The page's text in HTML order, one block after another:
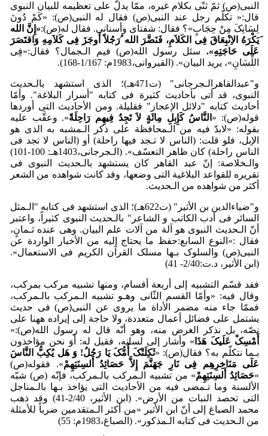
النبی(ص) ثمّ ثنّى بکلام غیره، ممّا یدلّ علی تعظیمه للبیان النبوی
قال:« تکلّم رجل عند النبی(ص) فقال له النبی(ص): «کَمْ دُونَ
لِسَانِکَ مِنْ حِجَابٍ»؟ فقال: شفتای وأسنانی. فقال له(ص):«إِنَّ الله
َیَکرَهُ الاِنبِعَاقَ فِی الکَلاَمِ، فَنَضَّرَ الله ُرَجُلاً أَوجَزَ فِی کَلاَمِهِ وَاقتَصَرَ
عَلَی حَاجَتِهِ». سئل رسول الله(ص) فیم الـجمال؟ فقال:«فِی
اللِّسَانِ»، یرید البیان». (القیروانی،1983م: 1/167-168).
و"عبدالقاهرالـجرجانی" (ت471هـ)؛ الذی استشهد بالـحدیث
النبوی، قد أتی بأحادیث کثیرة فی کتابه "أسرار البلاغة". وأمّا
أحادیث کتابه "دلائل الإعجاز" فقلیلة. ومن الأحادیث التی أوردها
قوله(ص): « النَّاسُ کَإِبِلِ مِائَةٍ لاَ تَجِدُ فِیهِم رَاحِلَةً». وعقَّب علیه
بقوله: «لابدّ فیه من الـمحافظة علی ذکر الـمشبه به الذی هو
الإبل، فلو قلت: (الناس لا تـجد فیها راحلة) أو (الناس لا تجد فی
الناس راحلة) کان ظاهر التعسّف». (الـجرجانی،1403هـ: 100-101)
والـخلاصة: إنّ عبد القاهر کان یستشهد بالـحدیث النبوی فی
تقریره للقواعد البلاغیة التی وضعها، وقد کانت شواهده من الشعر
أکثر من شواهده من الـحدیث.
و"ضیاءالدین بن الأثیر" (ت622هـ)؛ الذی استشهد فی کتابه "الـمثل
السائر فی أدب الکاتب و الشاعر" بالـحدیث النبوی کثیراً، واعتبر
أنّ الـحدیث النبوی هو آلة من آلات علم البیان. وهی عنده ثـمانٍ،
فقال :«النوع السابع:حفظ ما یحتاج إلیه من الأخبار الواردة عن
النبی(ص) والسلوک بـها مسلک القرآن الکریم فی الاستعمال».
(ابن الأثیر، د.ت:2/40- 41)
فقد قسّم التشبیه إلی أربعة أقسام، ومنها تشبیه مرکب بمرکب،
وقال فیه: «وأمّا القسم الثّانی وهـو تشبیه الـمرکب بالـمرکب،
فممّا جاء منه مضمر الأداة ما یروی عن النبی(ص) فی حدیث
یشتمل علی فضائل أعمال متعددة، ولا حاجة إلی إیراده ههنا علی
نصّه، بل نذکر الغرض منه، وهو أنّه قال له رسول الله(ص):«
أَمسِک عَلَیکَ هَذَا » وأشار إلی لسانه، فقیل له: أَوَ نحن مؤاخذون
بـما نتکلّم به؟ فقال(ص): «ثَکِلَتکَ أُمُّکَ یَا رَجُلُ! وَ هَل یُکِبُّ النَّاسَ
عَلَی مَنَاخِرِهِم فِی نَارِ جَهَنَّمَ إِلاَّ حَصَائِدُ أَلسِنَتِهِم». فقوله(ص)
«حَصَائِدُ أَلسِنَتِهِم» من تشبیه الـمرکب بالـمرکب، فإنّه (ص) شبّه
الألسنة وما تـمضی فیه من الأحادیث التی یؤاخذ بـها بالـمناجل
التی تحصد النبات من الأرض». (ابن الأثیر، 2/40-41) وقد ذهب
محمد الصباغ إلی أنّ ابن الأثیر «من أکثر الـمتقدمین ضرباً للأمثلة
من الـحدیث فی کتابه الـمذکور». (الصباغ،1983م: 55)